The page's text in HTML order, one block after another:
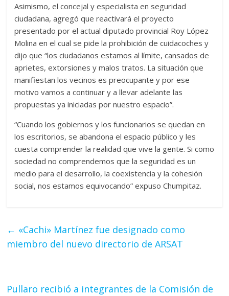
Asimismo, el concejal y especialista en seguridad
ciudadana, agregó que reactivará el proyecto
presentado por el actual diputado provincial Roy López
Molina en el cual se pide la prohibición de cuidacoches y
dijo que “los ciudadanos estamos al límite, cansados de
aprietes, extorsiones y malos tratos. La situación que
manifiestan los vecinos es preocupante y por ese
motivo vamos a continuar y a llevar adelante las
propuestas ya iniciadas por nuestro espacio”.
“Cuando los gobiernos y los funcionarios se quedan en
los escritorios, se abandona el espacio público y les
cuesta comprender la realidad que vive la gente. Si como
sociedad no comprendemos que la seguridad es un
medio para el desarrollo, la coexistencia y la cohesión
social, nos estamos equivocando” expuso Chumpitaz.
← «Cachi» Martínez fue designado como
miembro del nuevo directorio de ARSAT
Pullaro recibió a integrantes de la Comisión de